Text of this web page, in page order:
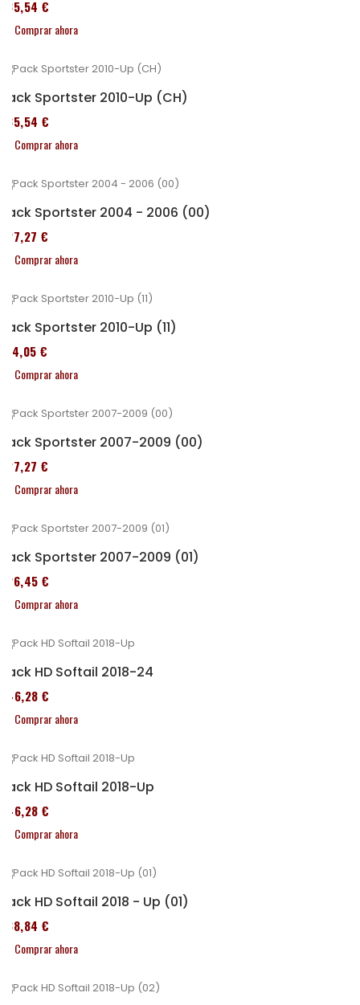
235,54 €
Comprar ahora
Pack Sportster 2010-Up (CH)
235,54 €
Comprar ahora
Pack Sportster 2004 - 2006 (00)
227,27 €
Comprar ahora
Pack Sportster 2010-Up (11)
314,05 €
Comprar ahora
Pack Sportster 2007-2009 (00)
227,27 €
Comprar ahora
Pack Sportster 2007-2009 (01)
326,45 €
Comprar ahora
Pack HD Softail 2018-24
246,28 €
Comprar ahora
Pack HD Softail 2018-Up
246,28 €
Comprar ahora
Pack HD Softail 2018 - Up (01)
338,84 €
Comprar ahora